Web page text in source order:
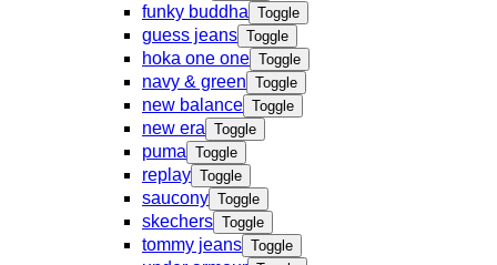
funky buddha Toggle
guess jeans Toggle
hoka one one Toggle
navy & green Toggle
new balance Toggle
new era Toggle
puma Toggle
replay Toggle
saucony Toggle
skechers Toggle
tommy jeans Toggle